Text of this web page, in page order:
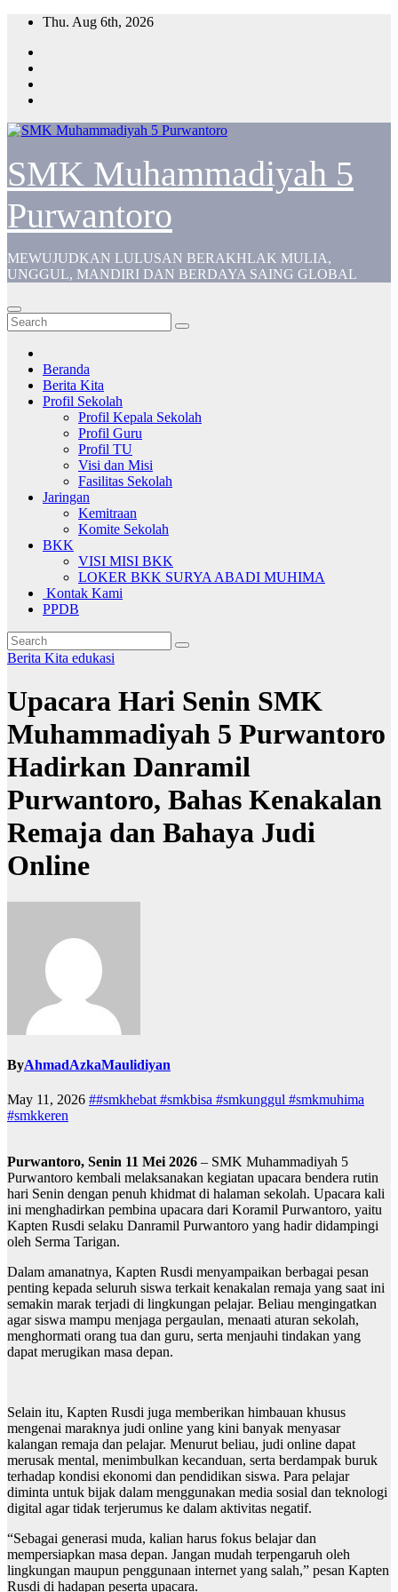
Skip
content
Thu. Aug 6th, 2026
SMK Muhammadiyah 5
Purwantoro
MEWUJUDKAN LULUSAN BERAKHLAK MULIA,
UNGGUL, MANDIRI DAN BERDAYA SAING GLOBAL
Beranda
Berita Kita
Profil Sekolah
Profil Kepala Sekolah
Profil Guru
Profil TU
Visi dan Misi
Fasilitas Sekolah
Jaringan
Kemitraan
Komite Sekolah
BKK
VISI MISI BKK
LOKER BKK SURYA ABADI MUHIMA
Kontak Kami
PPDB
Berita Kita edukasi
Upacara Hari Senin SMK
Muhammadiyah 5 Purwantoro
Hadirkan Danramil
Purwantoro, Bahas Kenakalan
Remaja dan Bahaya Judi
Online
ByAhmadAzkaMaulidiyan
May 11, 2026 ##smkhebat #smkbisa #smkunggul #smkmuhima
#smkkeren
Purwantoro, Senin 11 Mei 2026 – SMK Muhammadiyah 5
Purwantoro kembali melaksanakan kegiatan upacara bendera rutin
hari Senin dengan penuh khidmat di halaman sekolah. Upacara kali
ini menghadirkan pembina upacara dari Koramil Purwantoro, yaitu
Kapten Rusdi selaku Danramil Purwantoro yang hadir didampingi
oleh Serma Tarigan.
Dalam amanatnya, Kapten Rusdi menyampaikan berbagai pesan
penting kepada seluruh siswa terkait kenakalan remaja yang saat ini
semakin marak terjadi di lingkungan pelajar. Beliau mengingatkan
agar siswa mampu menjaga pergaulan, menaati aturan sekolah,
menghormati orang tua dan guru, serta menjauhi tindakan yang
dapat merugikan masa depan.
Selain itu, Kapten Rusdi juga memberikan himbauan khusus
mengenai maraknya judi online yang kini banyak menyasar
kalangan remaja dan pelajar. Menurut beliau, judi online dapat
merusak mental, menimbulkan kecanduan, serta berdampak buruk
terhadap kondisi ekonomi dan pendidikan siswa. Para pelajar
diminta untuk bijak dalam menggunakan media sosial dan teknologi
digital agar tidak terjerumus ke dalam aktivitas negatif.
“Sebagai generasi muda, kalian harus fokus belajar dan
mempersiapkan masa depan. Jangan mudah terpengaruh oleh
lingkungan maupun penggunaan internet yang salah,” pesan Kapten
Rusdi di hadapan peserta upacara.